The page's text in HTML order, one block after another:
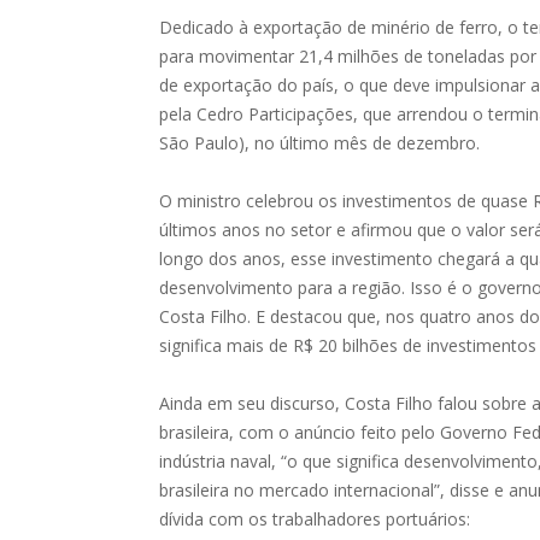
Dedicado à exportação de minério de ferro, o
para movimentar 21,4 milhões de toneladas
de exportação do país, o que deve
pela Cedro Participações, que arrendou o
São Paulo), no último mês de dezembro.
O ministro celebrou os investimentos de
últimos anos no setor e afirmou que o valor
longo dos anos, esse investimento chegará a
desenvolvimento para a região. Isso é o
Costa Filho. E destacou que, nos quatro anos
significa mais de R$ 20 bilhões de
Ainda em seu discurso, Costa Filho falou
brasileira, com o anúncio feito pelo Governo
indústria naval, “o que significa
brasileira no mercado internacional”, disse e
dívida com os trabalhadores portuários: